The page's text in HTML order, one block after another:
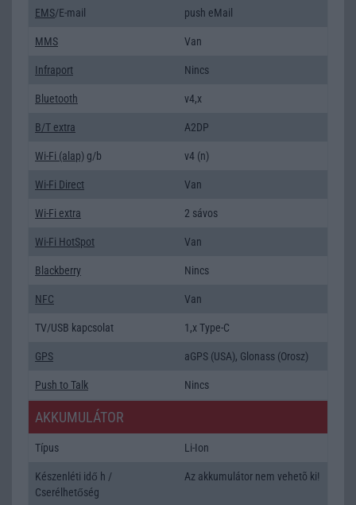
EMS/E-mail push eMail
MMS Van
Infraport Nincs
Bluetooth v4,x
B/T extra A2DP
Wi-Fi (alap) g/b v4 (n)
Wi-Fi Direct Van
Wi-Fi extra 2 sávos
Wi-Fi HotSpot Van
Blackberry Nincs
NFC Van
TV/USB kapcsolat 1,x Type-C
GPS aGPS (USA), Glonass (Orosz)
Push to Talk Nincs
AKKUMULÁTOR
Típus Li-Ion
Készenléti idő h /
Cserélhetőség
Az akkumulátor nem vehetõ ki!